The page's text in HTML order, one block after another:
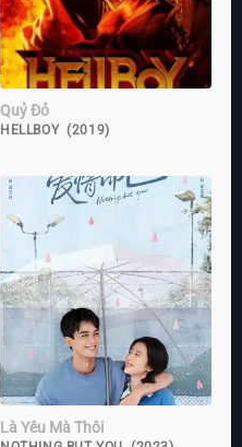
Quỷ Đỏ
HELLBOY (2019)
Là Yêu Mà Thôi